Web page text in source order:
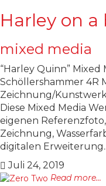
Harley on a
mixed media
“Harley Quinn”
Schöllershammer 4R
Zeichnung/
Diese Mixed Media
eigenen
Zeichnung,
digitalen
Juli 24, 2019
Read more...